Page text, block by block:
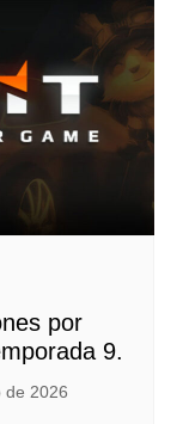
por
9.
de 2026